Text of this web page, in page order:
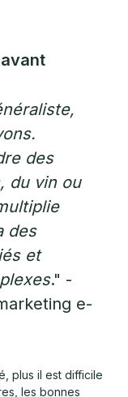
des
du vin ou
des
et
." -
e-
plus il est difficile
les bonnes